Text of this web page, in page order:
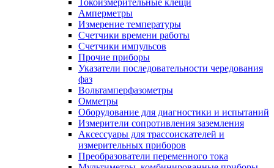
Токоизмерительные клещи
Амперметры
Измерение температуры
Счетчики времени работы
Счетчики импульсов
Прочие приборы
Указатели последовательности чередования
фаз
Вольтамперфазометры
Омметры
Оборудование для диагностики и испытаний
Измерители сопротивления заземления
Аксессуары для трассоискателей и
измерительных приборов
Преобразователи переменного тока